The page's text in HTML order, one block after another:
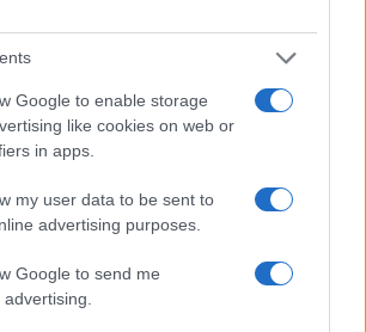
Google to enable storage
like cookies on web or
in apps.
my user data to be sent to
advertising purposes.
Google to send me
rivolgersi a strutture private di
che dovrebbero
per tutte le attività
sua volta cambierebbe la
giovani a rischiare per produrre.